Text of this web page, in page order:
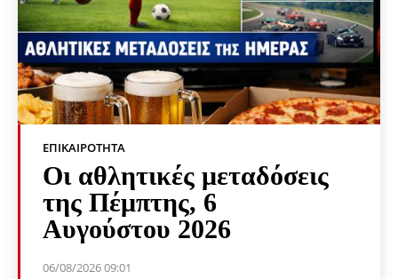
ΕΠΙΚΑΙΡΌΤΗΤΑ
Οι αθλητικές μεταδόσεις
της Πέμπτης, 6
Αυγούστου 2026
06/08/2026 09:01